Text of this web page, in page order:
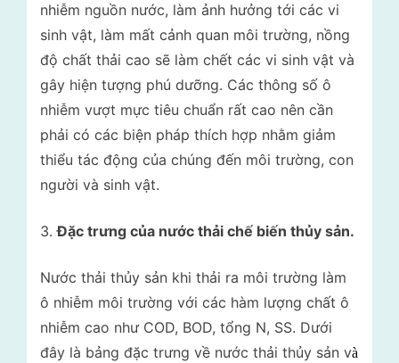
nhiễm nguồn nước, làm ảnh hưởng tới các vi
sinh vật, làm mất cảnh quan môi trường, nồng
độ chất thải cao sẽ làm chết các vi sinh vật và
gây hiện tượng phú dưỡng. Các thông số ô
nhiễm vượt mực tiêu chuẩn rất cao nên cần
phải có các biện pháp thích hợp nhằm giảm
thiểu tác động của chúng đến môi trường, con
người và sinh vật.
Đặc trưng của nước thải chế biến thủy sản.
Nước thải thủy sản khi thải ra môi trường làm
ô nhiễm môi trường với các hàm lượng chất ô
nhiễm cao như COD, BOD, tổng N, SS. Dưới
đây là bảng đặc trưng về nước thải thủy sản và